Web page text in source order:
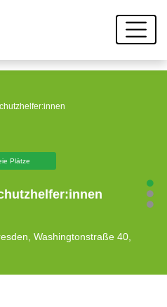
Plätze
Washingtonstraße 40,